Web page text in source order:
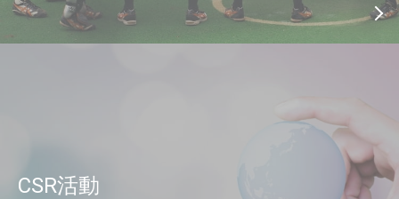
CSR活動